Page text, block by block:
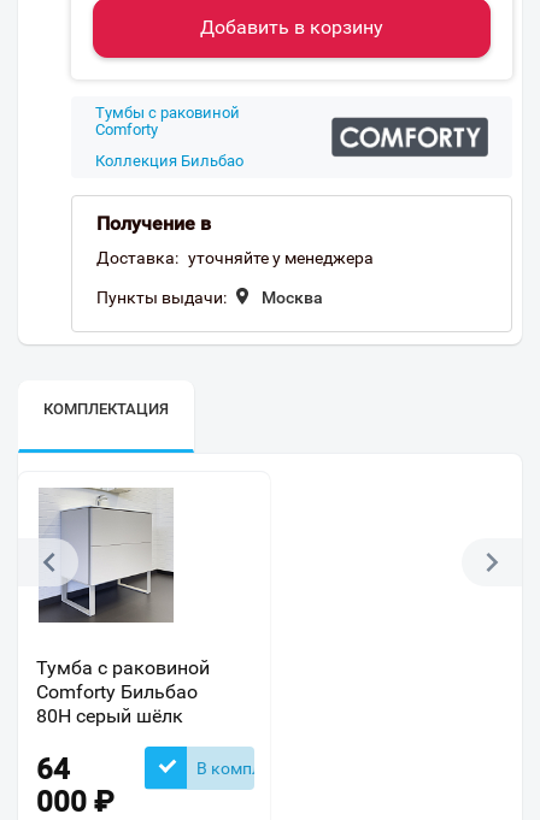
Добавить в корзину
Тумбы с раковиной
Comforty
Коллекция Бильбао
Получение в
Доставка: уточняйте у менеджера
Пункты выдачи: Москва
КОМПЛЕКТАЦИЯ
Тумба с раковиной
Comforty Бильбао
80Н серый шёлк
64
000 ₽
В комплекте